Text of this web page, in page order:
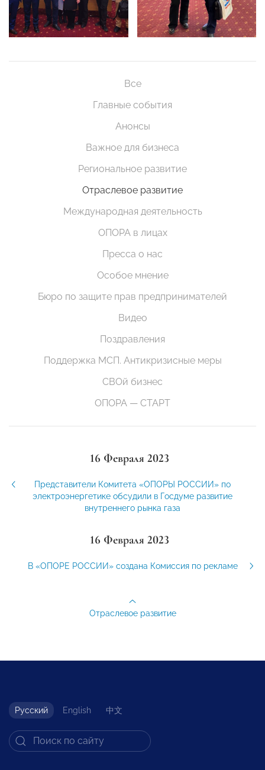
Все
Главные события
Анонсы
Важное для бизнеса
Региональное развитие
Отраслевое развитие
Международная деятельность
ОПОРА в лицах
Пресса о нас
Особое мнение
Бюро по защите прав предпринимателей
Видео
Поздравления
Поддержка МСП. Антикризисные меры
СВОй бизнес
ОПОРА — СТАРТ
16 Февраля 2023
Представители Комитета «ОПОРЫ РОССИИ» по
электроэнергетике обсудили в Госдуме развитие
внутреннего рынка газа
16 Февраля 2023
В «ОПОРЕ РОССИИ» создана Комиссия по рекламе
Отраслевое развитие
Русский English 中文